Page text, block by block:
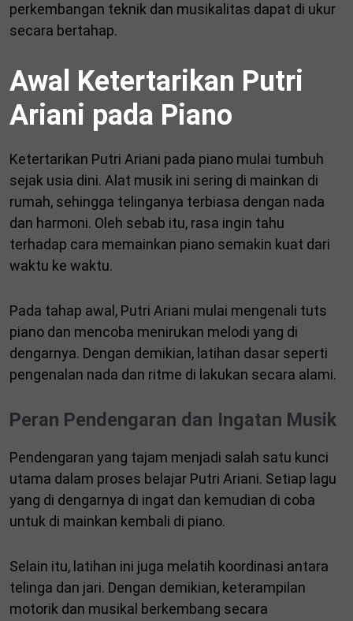
perkembangan teknik dan musikalitas dapat di ukur
secara bertahap.
Awal Ketertarikan Putri
Ariani pada Piano
Ketertarikan Putri Ariani pada piano mulai tumbuh
sejak usia dini. Alat musik ini sering di mainkan di
rumah, sehingga telinganya terbiasa dengan nada
dan harmoni. Oleh sebab itu, rasa ingin tahu
terhadap cara memainkan piano semakin kuat dari
waktu ke waktu.
Pada tahap awal, Putri Ariani mulai mengenali tuts
piano dan mencoba menirukan melodi yang di
dengarnya. Dengan demikian, latihan dasar seperti
pengenalan nada dan ritme di lakukan secara alami.
Peran Pendengaran dan Ingatan Musik
Pendengaran yang tajam menjadi salah satu kunci
utama dalam proses belajar Putri Ariani. Setiap lagu
yang di dengarnya di ingat dan kemudian di coba
untuk di mainkan kembali di piano.
Selain itu, latihan ini juga melatih koordinasi antara
telinga dan jari. Dengan demikian, keterampilan
motorik dan musikal berkembang secara